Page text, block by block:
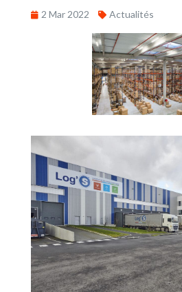
2 Mar 2022 Actualités